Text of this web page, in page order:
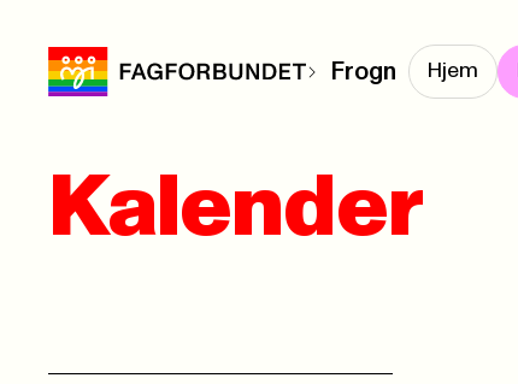
Frogn Hjem
Kalender